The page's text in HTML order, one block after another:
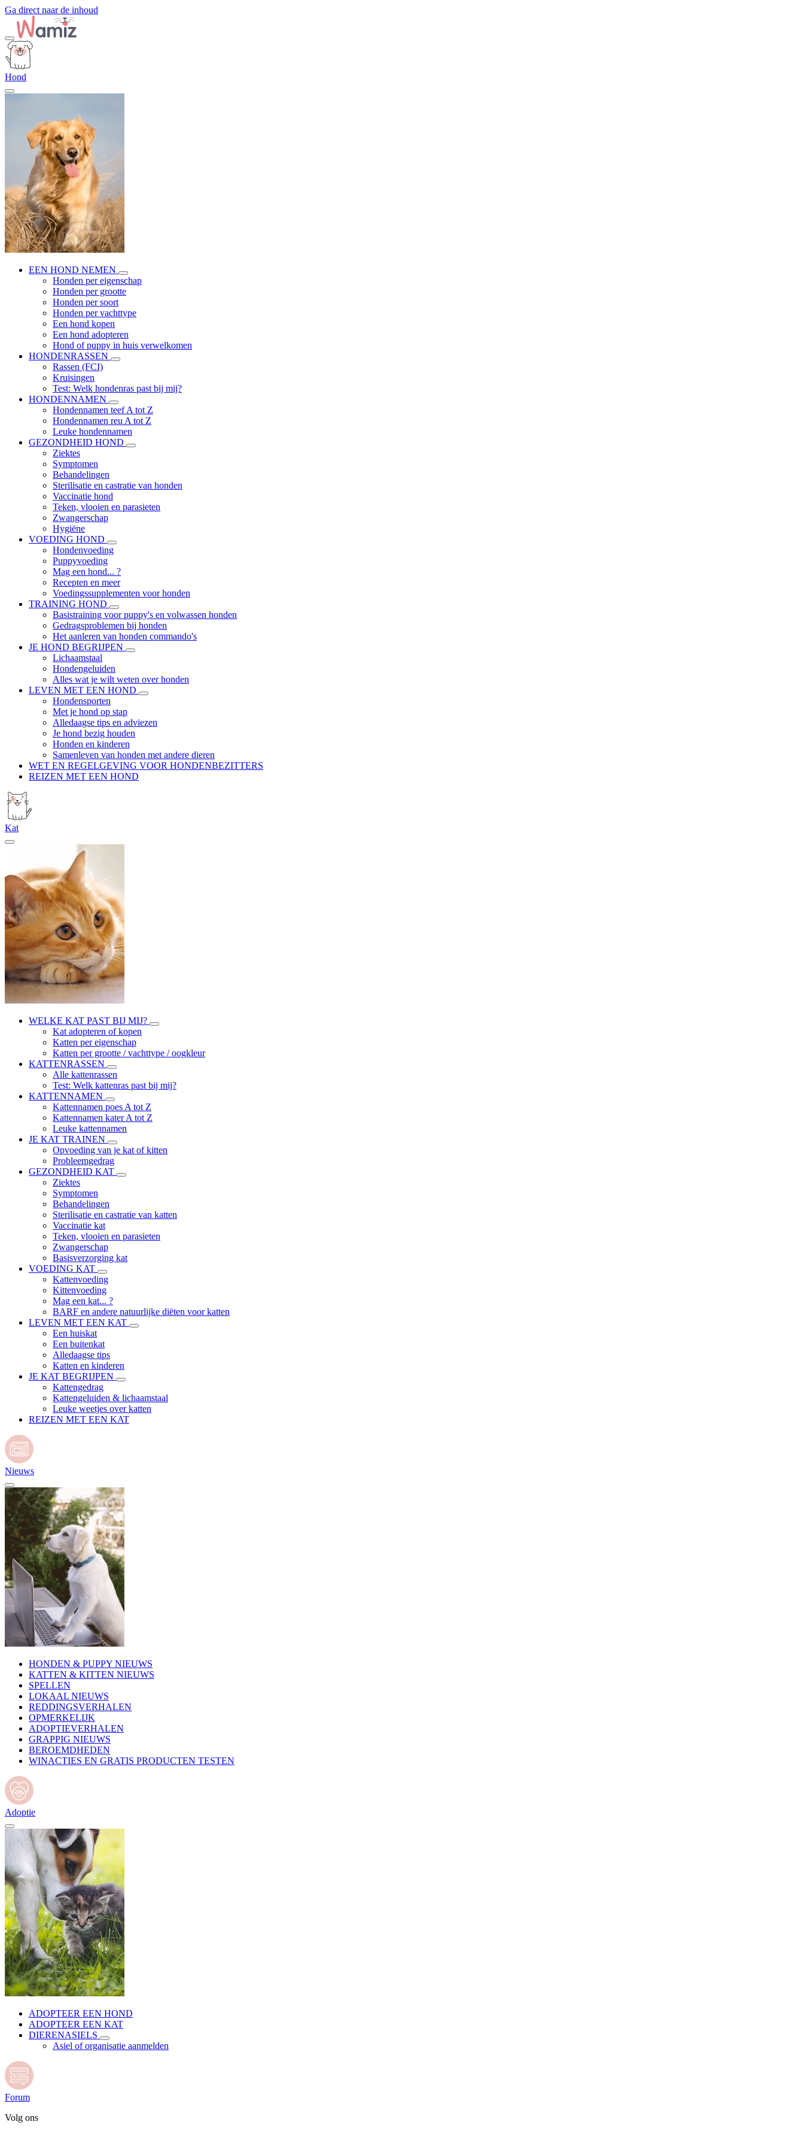
Ga direct naar de inhoud
Hond
EEN HOND NEMEN
Honden per eigenschap
Honden per grootte
Honden per soort
Honden per vachttype
Een hond kopen
Een hond adopteren
Hond of puppy in huis verwelkomen
HONDENRASSEN
Rassen (FCI)
Kruisingen
Test: Welk hondenras past bij mij?
HONDENNAMEN
Hondennamen teef A tot Z
Hondennamen reu A tot Z
Leuke hondennamen
GEZONDHEID HOND
Ziektes
Symptomen
Behandelingen
Sterilisatie en castratie van honden
Vaccinatie hond
Teken, vlooien en parasieten
Zwangerschap
Hygiëne
VOEDING HOND
Hondenvoeding
Puppyvoeding
Mag een hond... ?
Recepten en meer
Voedingssupplementen voor honden
TRAINING HOND
Basistraining voor puppy's en volwassen honden
Gedragsproblemen bij honden
Het aanleren van honden commando's
JE HOND BEGRIJPEN
Lichaamstaal
Hondengeluiden
Alles wat je wilt weten over honden
LEVEN MET EEN HOND
Hondensporten
Met je hond op stap
Alledaagse tips en adviezen
Je hond bezig houden
Honden en kinderen
Samenleven van honden met andere dieren
WET EN REGELGEVING VOOR HONDENBEZITTERS
REIZEN MET EEN HOND
Kat
WELKE KAT PAST BIJ MIJ?
Kat adopteren of kopen
Katten per eigenschap
Katten per grootte / vachttype / oogkleur
KATTENRASSEN
Alle kattenrassen
Test: Welk kattenras past bij mij?
KATTENNAMEN
Kattennamen poes A tot Z
Kattennamen kater A tot Z
Leuke kattennamen
JE KAT TRAINEN
Opvoeding van je kat of kitten
Probleemgedrag
GEZONDHEID KAT
Ziektes
Symptomen
Behandelingen
Sterilisatie en castratie van katten
Vaccinatie kat
Teken, vlooien en parasieten
Zwangerschap
Basisverzorging kat
VOEDING KAT
Kattenvoeding
Kittenvoeding
Mag een kat... ?
BARF en andere natuurlijke diëten voor katten
LEVEN MET EEN KAT
Een huiskat
Een buitenkat
Alledaagse tips
Katten en kinderen
JE KAT BEGRIJPEN
Kattengedrag
Kattengeluiden & lichaamstaal
Leuke weetjes over katten
REIZEN MET EEN KAT
Nieuws
HONDEN & PUPPY NIEUWS
KATTEN & KITTEN NIEUWS
SPELLEN
LOKAAL NIEUWS
REDDINGSVERHALEN
OPMERKELIJK
ADOPTIEVERHALEN
GRAPPIG NIEUWS
BEROEMDHEDEN
WINACTIES EN GRATIS PRODUCTEN TESTEN
Adoptie
ADOPTEER EEN HOND
ADOPTEER EEN KAT
DIERENASIELS
Asiel of organisatie aanmelden
Forum
Volg ons